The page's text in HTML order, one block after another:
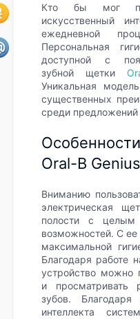
Кто бы мог
искусственный
ежедневной
Персональная
доступной с
зубной щетки
Уникальная
существенных
среди предложений
Oral-B
Вниманию
электрическая
полости с
возможностей. С
максимальной
Благодаря работе
устройство можно
и просматривать
зубов. Благодаря
интеллекта